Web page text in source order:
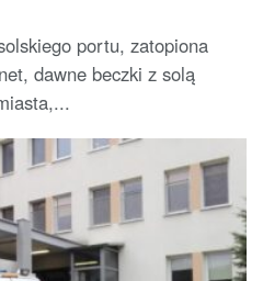
portu, zatopiona
dawne beczki z solą